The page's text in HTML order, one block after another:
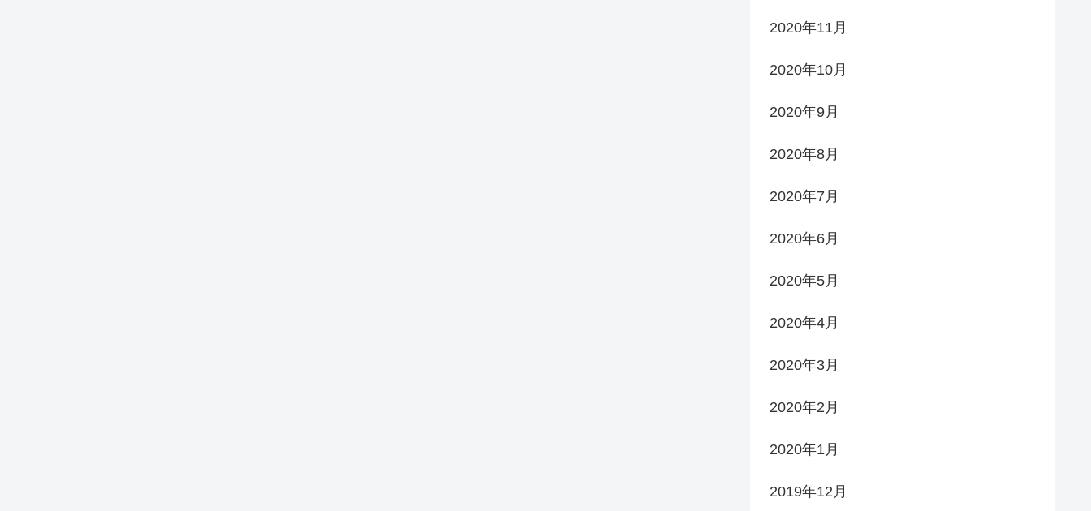
2020年11月
2020年10月
2020年9月
2020年8月
2020年7月
2020年6月
2020年5月
2020年4月
2020年3月
2020年2月
2020年1月
2019年12月